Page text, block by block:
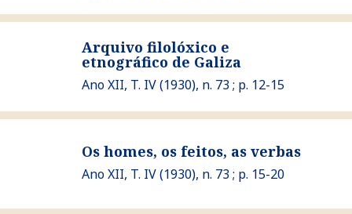
Ver Arquivo filolóxico e etnográfico de Galiza
Arquivo filolóxico e
etnográfico de Galiza
Ano XII, T. IV (1930), n. 73 ; p. 12-15
Os homes, os feitos, as verbas
Ano XII, T. IV (1930), n. 73 ; p. 15-20